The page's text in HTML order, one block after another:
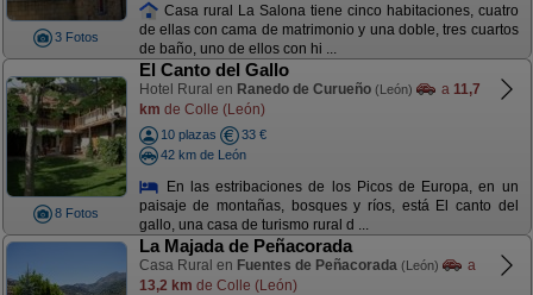
3 Fotos
Casa rural La Salona tiene cinco habitaciones, cuatro
de ellas con cama de matrimonio y una doble, tres cuartos
de baño, uno de ellos con hi ...
8 Fotos
El Canto del Gallo
Hotel Rural en Ranedo de Curueño (León) a 11,7
km de Colle (León)
10 plazas
33 €
42 km de León
En las estribaciones de los Picos de Europa, en un
paisaje de montañas, bosques y ríos, está El canto del
gallo, una casa de turismo rural d ...
La Majada de Peñacorada
Casa Rural en Fuentes de Peñacorada (León)
a
13,2 km de Colle (León)